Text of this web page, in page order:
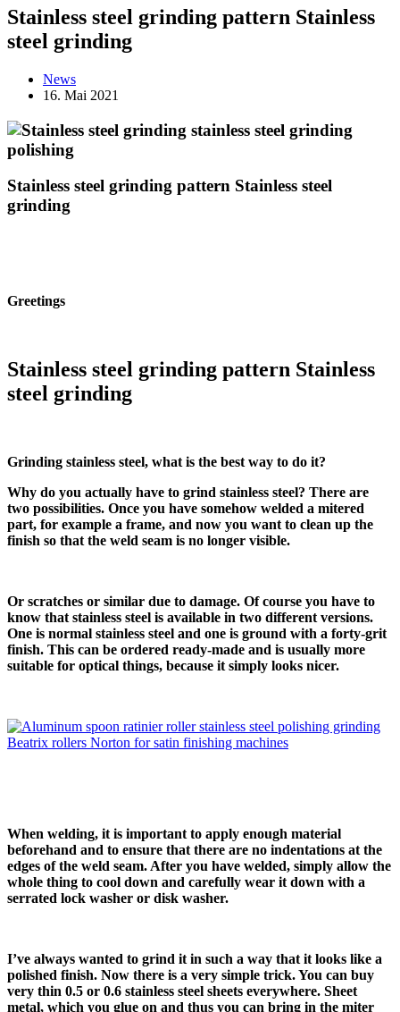
Stainless steel grinding pattern Stainless
steel grinding
News
16. Mai 2021
Stainless steel grinding pattern Stainless steel
grinding
Greetings
Stainless steel grinding pattern Stainless
steel grinding
Grinding stainless steel, what is the best way to do it?
Why do you actually have to grind stainless steel? There are
two possibilities. Once you have somehow welded a mitered
part, for example a frame, and now you want to clean up the
finish so that the weld seam is no longer visible.
Or scratches or similar due to damage. Of course you have to
know that stainless steel is available in two different versions.
One is normal stainless steel and one is ground with a forty-grit
finish. This can be ordered ready-made and is usually more
suitable for optical things, because it simply looks nicer.
When welding, it is important to apply enough material
beforehand and to ensure that there are no indentations at the
edges of the weld seam. After you have welded, simply allow the
whole thing to cool down and carefully wear it down with a
serrated lock washer or disk washer.
I’ve always wanted to grind it in such a way that it looks like a
polished finish. Now there is a very simple trick. You can buy
very thin 0.5 or 0.6 stainless steel sheets everywhere. Sheet
metal, which you glue on and thus you can bring in the miter